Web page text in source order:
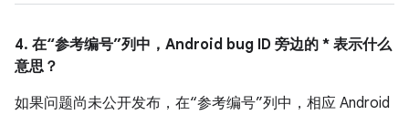
4. 在“参考编号”列中，Android bug ID 旁边的 * 表示什么
意思？
如果问题尚未公开发布，在“参考编号”列中，相应 Android